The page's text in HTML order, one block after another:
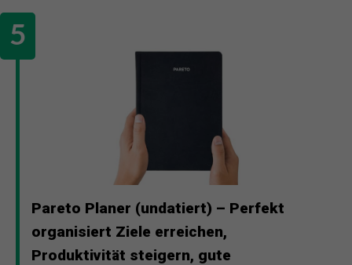
Pareto Planer (undatiert) – Perfekt
organisiert Ziele erreichen,
Produktivität steigern, gute